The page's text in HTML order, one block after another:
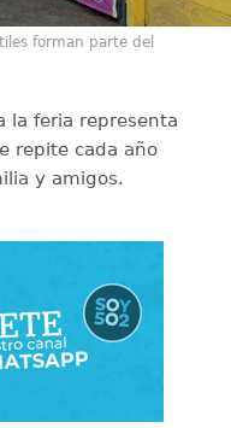
forman parte del
la feria representa
repite cada año
y amigos.